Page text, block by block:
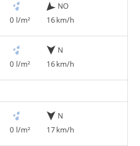
0 l/m²
NO
16 km/h
0 l/m²
N
16 km/h
0 l/m²
N
17 km/h